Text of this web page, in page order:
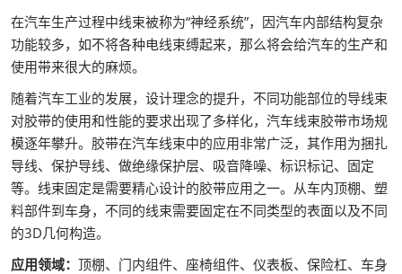
在汽车生产过程中线束被称为“神经系统”，因汽车内部结构复杂
功能较多，如不将各种电线束缚起来，那么将会给汽车的生产和
使用带来很大的麻烦。
随着汽车工业的发展，设计理念的提升，不同功能部位的导线束
对胶带的使用和性能的要求出现了多样化，汽车线束胶带市场规
模逐年攀升。胶带在汽车线束中的应用非常广泛，其作用为捆扎
导线、保护导线、做绝缘保护层、吸音降噪、标识标记、固定
等。线束固定是需要精心设计的胶带应用之一。从车内顶棚、塑
料部件到车身，不同的线束需要固定在不同类型的表面以及不同
的3D几何构造。
应用领域： 顶棚、门内组件、座椅组件、仪表板、保险杠、车身